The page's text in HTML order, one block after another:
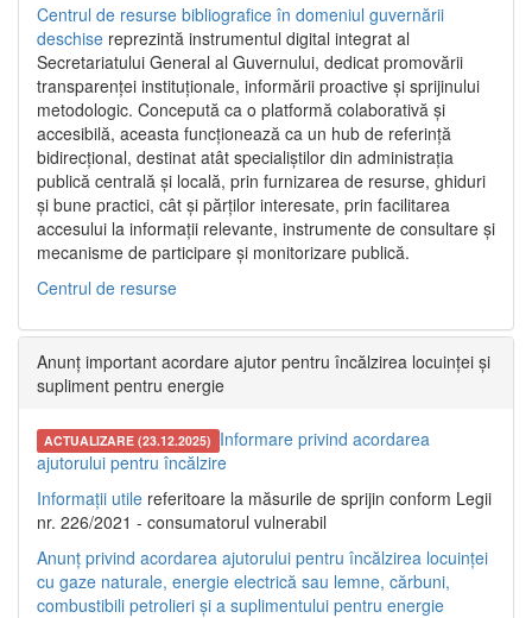
Centrul de resurse bibliografice în domeniul guvernării
deschise reprezintă instrumentul digital integrat al
Secretariatului General al Guvernului, dedicat promovării
transparenței instituționale, informării proactive și sprijinului
metodologic. Concepută ca o platformă colaborativă și
accesibilă, aceasta funcționează ca un hub de referință
bidirecțional, destinat atât specialiștilor din administrația
publică centrală și locală, prin furnizarea de resurse, ghiduri
și bune practici, cât și părților interesate, prin facilitarea
accesului la informații relevante, instrumente de consultare și
mecanisme de participare și monitorizare publică.
Centrul de resurse
Anunț important acordare ajutor pentru încălzirea locuinței și
supliment pentru energie
ACTUALIZARE (23.12.2025) Informare privind acordarea
ajutorului pentru încălzire
Informații utile referitoare la măsurile de sprijin conform Legii
nr. 226/2021 - consumatorul vulnerabil
Anunț privind acordarea ajutorului pentru încălzirea locuinței
cu gaze naturale, energie electrică sau lemne, cărbuni,
combustibili petrolieri și a suplimentului pentru energie